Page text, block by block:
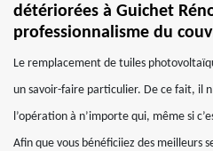
détériorées à Guichet
professionnalisme du
Le remplacement de tuiles
un savoir-faire particulier. De ce fait, il
l’opération à n’importe qui, même si
Afin que vous bénéficiiez des meilleurs